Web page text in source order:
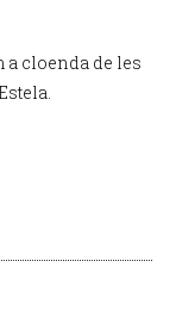
a cloenda de les